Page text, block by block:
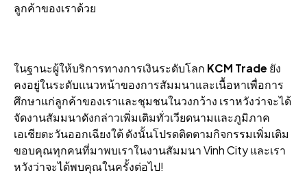
ลูกค้าของเราด้วย
ในฐานะผู้ให้บริการทางการเงินระดับโลก KCM Trade ยัง
คงอยู่ในระดับแนวหน้าของการสัมมนาและเนื้อหาเพื่อการ
ศึกษาแก่ลูกค้าของเราและชุมชนในวงกว้าง เราหวังว่าจะได้
จัดงานสัมมนาดังกล่าวเพิ่มเติมทั่วเวียดนามและภูมิภาค
เอเชียตะวันออกเฉียงใต้ดังนั้นโปรดติดตามกิจกรรมเพิ่มเติม
ขอบคุณทุกคนที่มาพบเราในงานสัมมนา Vinh City และเรา
หวังว่าจะได้พบคุณในครั้งต่อไป!